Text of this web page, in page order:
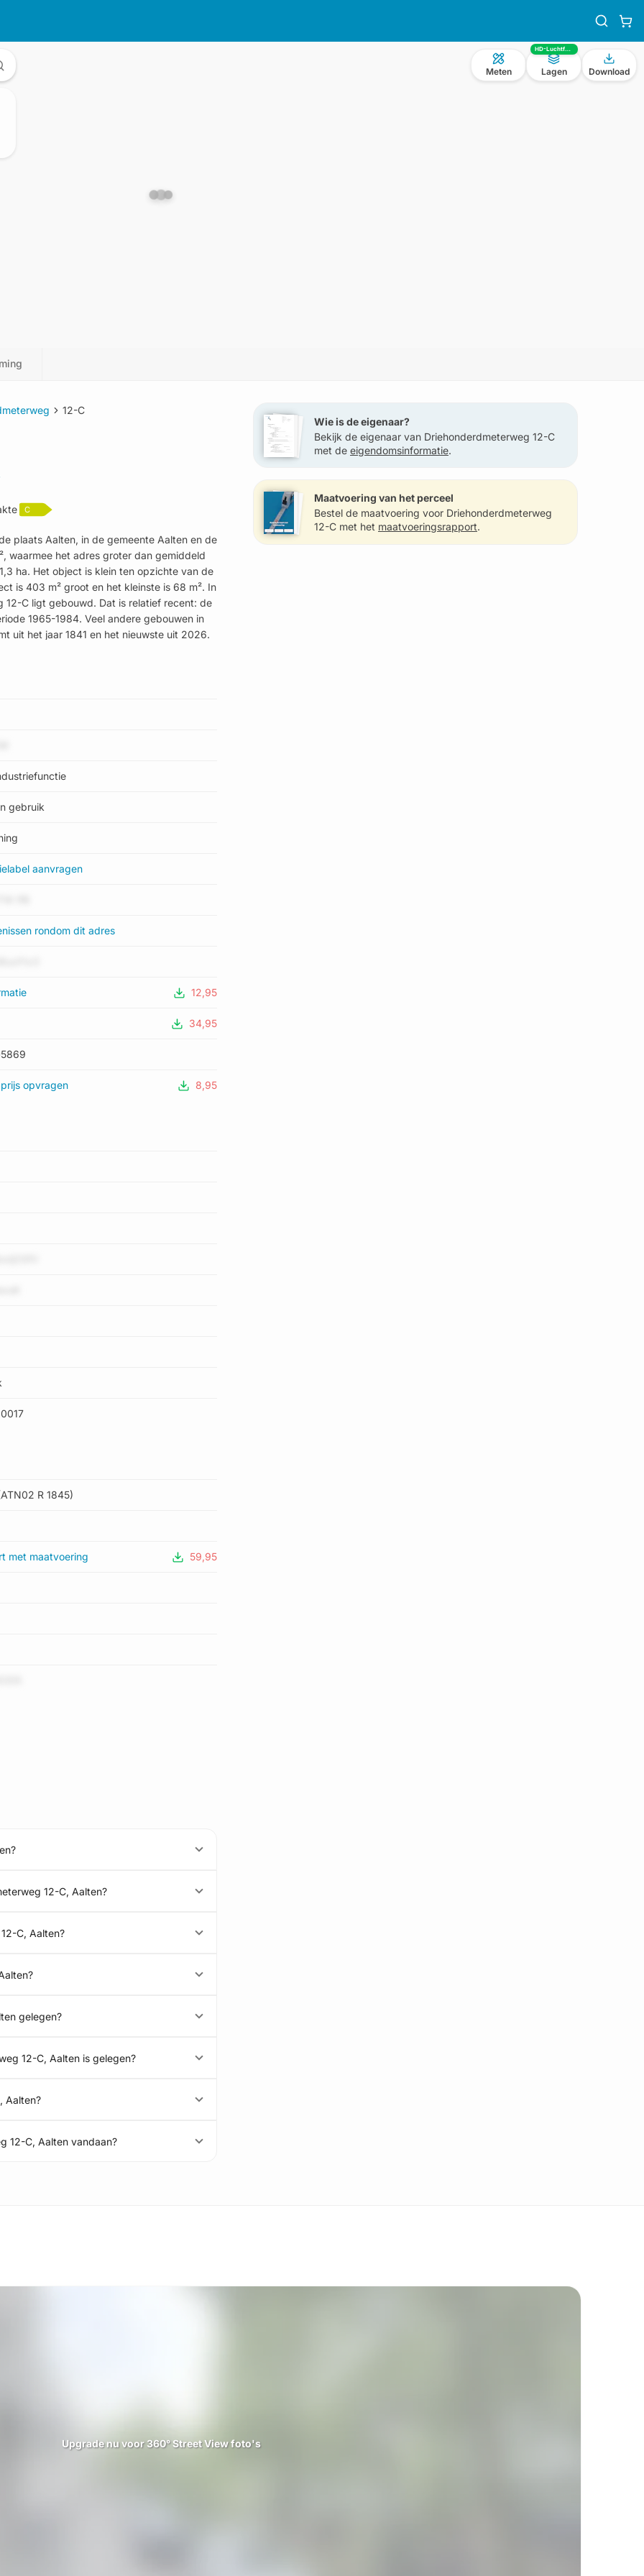
Meten
HD-Luchtfoto
Lagen Download
12-C
C
plaats Aalten, in de gemeente Aalten en de
waarmee het adres groter dan gemiddeld
ha. Het object is klein ten opzichte van de
is 403 m² groot en het kleinste is 68 m². In
12-C ligt gebouwd. Dat is relatief recent: de
1965-1984. Veel andere gebouwen in
uit het jaar 1841 en het nieuwste uit 2026.
en 'industriefunctie'.
en andere informatie te zien.
de kadastrale gemeente Aalten is 5765,23
bedraagt 0 m². Er zijn geen andere
Bij de laatste meting is voor het
12-C heeft als status:
gebruik
aanvragen
rondom dit adres
12,95
34,95
opvragen 8,95
R 1845)
met maatvoering 59,95
12-C, Aalten?
C, Aalten?
gelegen?
12-C, Aalten is gelegen?
Aalten?
12-C, Aalten vandaan?
Wie is de eigenaar?
Bekijk de eigenaar van Driehonderdmeterweg 12-C
met de eigendomsinformatie.
Maatvoering van het perceel
Bestel de maatvoering voor Driehonderdmeterweg
12-C met het maatvoeringsrapport.
Upgrade nu voor 360° Street View foto's